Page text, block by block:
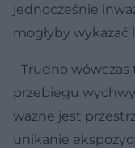
jednocześnie
mogłyby wykazać
- Trudno
przebiegu
ważne jest
unikanie